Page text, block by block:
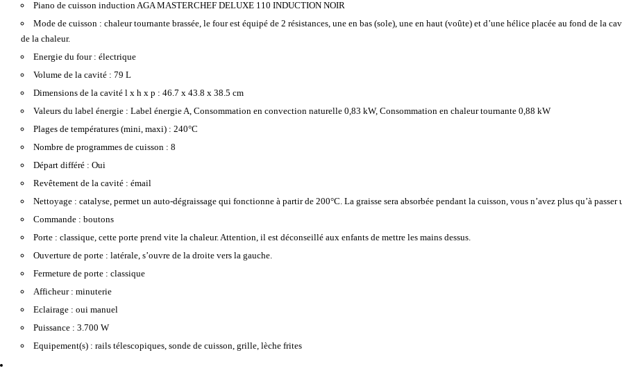
Piano de cuisson induction AGA MASTERCHEF DELUXE 110 INDUCTION NOIR
Mode de cuisson : chaleur tournante brassée, le four est équipé de 2 résistances, une en bas (sole), une en haut (voûte) et d’une hélice placée au fond de la
de la chaleur.
Energie du four : électrique
Volume de la cavité : 79 L
Dimensions de la cavité l x h x p : 46.7 x 43.8 x 38.5 cm
Valeurs du label énergie : Label énergie A, Consommation en convection naturelle 0,83 kW, Consommation en chaleur tournante 0,88 kW
Plages de températures (mini, maxi) : 240°C
Nombre de programmes de cuisson : 8
Départ différé : Oui
Revêtement de la cavité : émail
Nettoyage : catalyse, permet un auto-dégraissage qui fonctionne à partir de 200°C. La graisse sera absorbée pendant la cuisson, vous n’avez plus qu’à
Commande : boutons
Porte : classique, cette porte prend vite la chaleur. Attention, il est déconseillé aux enfants de mettre les mains dessus.
Ouverture de porte : latérale, s’ouvre de la droite vers la gauche.
Fermeture de porte : classique
Afficheur : minuterie
Eclairage : oui manuel
Puissance : 3.700 W
Equipement(s) : rails télescopiques, sonde de cuisson, grille, lèche frites